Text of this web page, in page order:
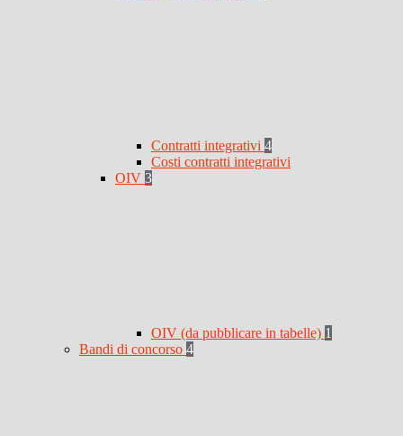
Contratti integrativi 4
Costi contratti integrativi
OIV 3
OIV (da pubblicare in tabelle) 1
Bandi di concorso 4